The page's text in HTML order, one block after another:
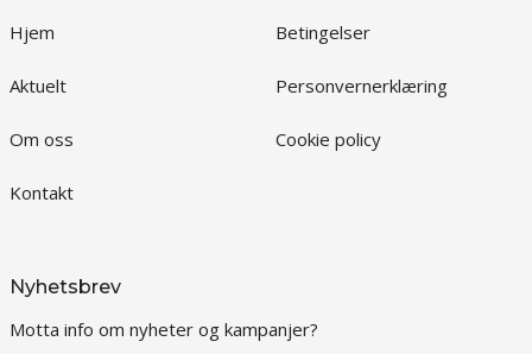
Hjem
Aktuelt
Om oss
Kontakt
Betingelser
Personvernerklæring
Cookie policy
Nyhetsbrev
Motta info om nyheter og kampanjer?